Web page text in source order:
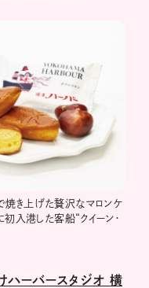
焼き上げた贅沢なマロンケ
入港した客船“クイーン・
けハーバースタジオ 横